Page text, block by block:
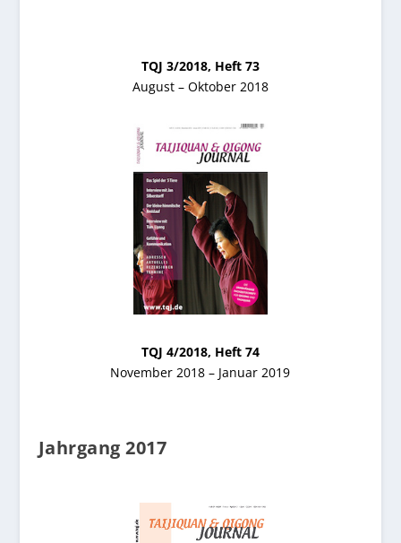
TQJ 3/2018, Heft 73
August – Oktober 2018
TQJ 4/2018, Heft 74
November 2018 – Januar 2019
Jahrgang 2017